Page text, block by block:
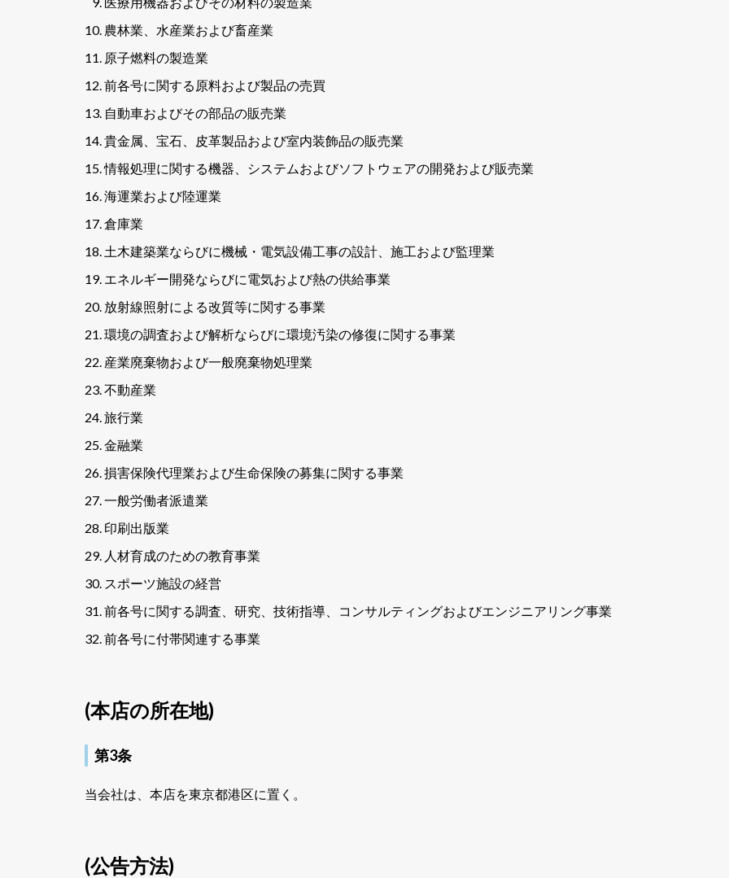
農林業、水産業および畜産業
原子燃料の製造業
前各号に関する原料および製品の売買
自動車およびその部品の販売業
貴金属、宝石、皮革製品および室内装飾品の販売業
情報処理に関する機器、システムおよびソフトウェアの開発および販売業
海運業および陸運業
倉庫業
土木建築業ならびに機械・電気設備工事の設計、施工および監理業
エネルギー開発ならびに電気および熱の供給事業
放射線照射による改質等に関する事業
環境の調査および解析ならびに環境汚染の修復に関する事業
産業廃棄物および一般廃棄物処理業
不動産業
旅行業
金融業
損害保険代理業および生命保険の募集に関する事業
一般労働者派遣業
印刷出版業
人材育成のための教育事業
スポーツ施設の経営
前各号に関する調査、研究、技術指導、コンサルティングおよびエンジニアリング事業
前各号に付帯関連する事業
(本店の所在地)
第3条
当会社は、本店を東京都港区に置く。
(公告方法)